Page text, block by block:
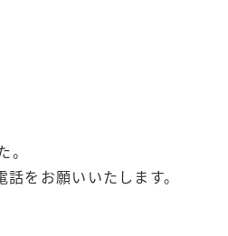
をお願いいたします。